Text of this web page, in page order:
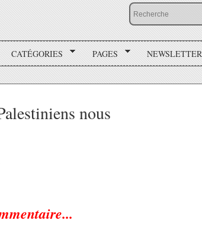
CATÉGORIES PAGES NEWSLETTER
nous